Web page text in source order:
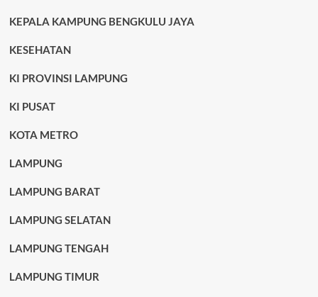
KEPALA KAMPUNG BENGKULU JAYA
KESEHATAN
KI PROVINSI LAMPUNG
KI PUSAT
KOTA METRO
LAMPUNG
LAMPUNG BARAT
LAMPUNG SELATAN
LAMPUNG TENGAH
LAMPUNG TIMUR